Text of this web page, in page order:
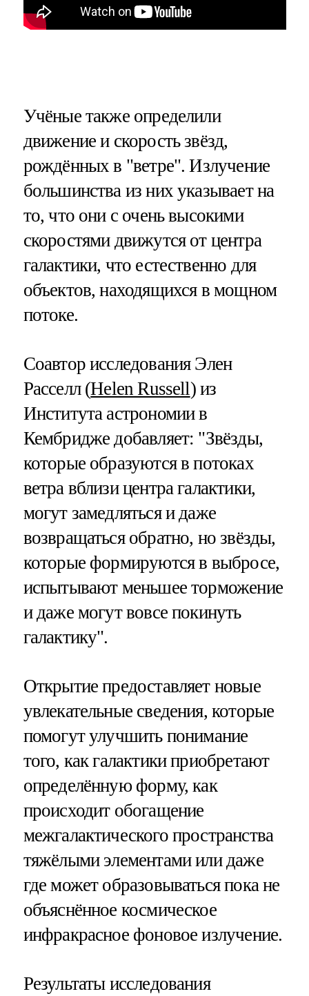
Учёные также определили
движение и скорость звёзд,
рождённых в "ветре". Излучение
большинства из них указывает на
то, что они с очень высокими
скоростями движутся от центра
галактики, что естественно для
объектов, находящихся в мощном
потоке.
Соавтор исследования Элен
Расселл (Helen Russell) из
Института астрономии в
Кембридже добавляет: "Звёзды,
которые образуются в потоках
ветра вблизи центра галактики,
могут замедляться и даже
возвращаться обратно, но звёзды,
которые формируются в выбросе,
испытывают меньшее торможение
и даже могут вовсе покинуть
галактику".
Открытие предоставляет новые
увлекательные сведения, которые
помогут улучшить понимание
того, как галактики приобретают
определённую форму, как
происходит обогащение
межгалактического пространства
тяжёлыми элементами или даже
где может образовываться пока не
объяснённое космическое
инфракрасное фоновое излучение.
Результаты исследования